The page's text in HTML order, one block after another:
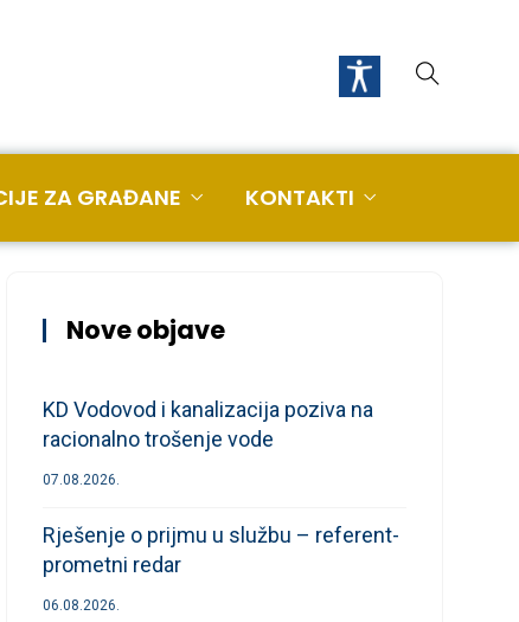
ZA GRAĐANE KONTAKTI
Nove objave
KD Vodovod i kanalizacija poziva na
racionalno trošenje vode
07.08.2026.
Rješenje o prijmu u službu – referent-
prometni redar
06.08.2026.